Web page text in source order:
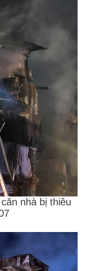
nhà bị thiêu